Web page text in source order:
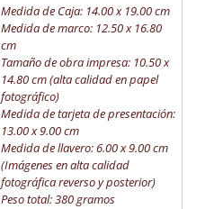
Medida de Caja: 14.00 x 19.00 cm
Medida de marco: 12.50 x 16.80
cm
Tamaño de obra impresa: 10.50 x
14.80 cm (alta calidad en papel
fotográfico)
Medida de tarjeta de presentación:
13.00 x 9.00 cm
Medida de llavero: 6.00 x 9.00 cm
(Imágenes en alta calidad
fotográfica reverso y posterior)
Peso total: 380 gramos